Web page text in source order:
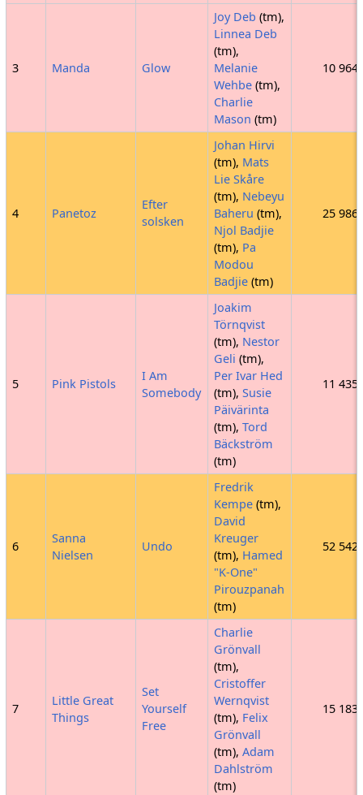
3 Manda Glow
Joy Deb (tm),
Linnea Deb
(tm),
Melanie
Wehbe (tm),
Charlie
Mason (tm)
10 964
4 Panetoz
Efter
solsken
Johan Hirvi
(tm), Mats
Lie Skåre
(tm), Nebeyu
Baheru (tm),
Njol Badjie
(tm), Pa
Modou
Badjie (tm)
25 986
5 Pink Pistols
I Am
Somebody
Joakim
Törnqvist
(tm), Nestor
Geli (tm),
Per Ivar Hed
(tm),Susie
Päivärinta
(tm),Tord
Bäckström
(tm)
11 435
6
Sanna
Nielsen
Undo
Fredrik
Kempe (tm),
David
Kreuger
(tm), Hamed
"K-One"
Pirouzpanah
(tm)
52 542
7
Little Great
Things
Set
Yourself
Free
Charlie
Grönvall
(tm),
Cristoffer
Wernqvist
(tm), Felix
Grönvall
(tm),Adam
Dahlström
(tm)
15 183